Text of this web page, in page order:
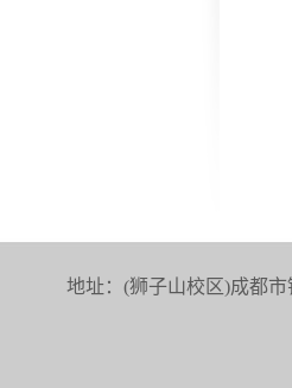
地址：(狮子山校区)成都